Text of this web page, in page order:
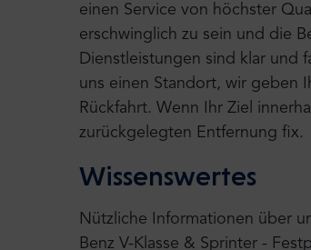
einen Service von höchster
erschwinglich zu sein und die
Dienstleistungen sind klar und
uns einen Standort, wir geben
Rückfahrt. Wenn Ihr Ziel
zurückgelegten Entfernung fix.
Wissenswertes
Nützliche Informationen über
Benz V-Klasse & Sprinter -